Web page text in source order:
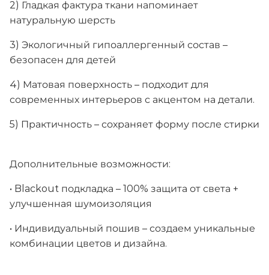
2) Гладкая фактура ткани напоминает
натуральную шерсть
3) Экологичный гипоаллергенный состав –
безопасен для детей
4) Матовая поверхность – подходит для
современных интерьеров с акцентом на детали.
5) Практичность – сохраняет форму после стирки
Дополнительные возможности:
• Blackout подкладка – 100% защита от света +
улучшенная шумоизоляция
• Индивидуальный пошив – создаем уникальные
комбинации цветов и дизайна.